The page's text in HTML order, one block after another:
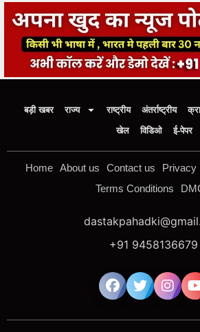
बड़ी खबर राज्य राष्ट्रीय अंतर्राष्ट्रीय
खेल
विडिओ ई-पेपर
Home About us Contact us Privacy
Terms Conditions
+91 9458136679